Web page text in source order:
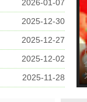
2026-01-07
2025-12-30
2025-12-27
2025-12-02
2025-11-28